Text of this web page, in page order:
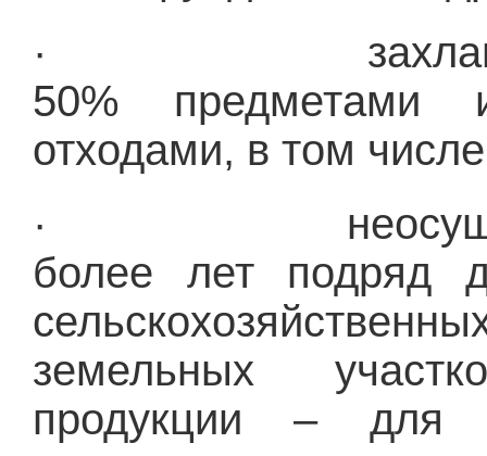
·
50% предметами
отходами, в том
·
более лет подряд
земельных
продукции – для